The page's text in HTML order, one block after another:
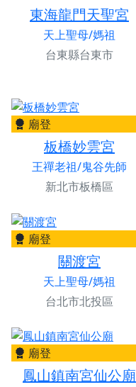
東海龍門天聖宮
天上聖母/媽祖
台東縣台東市
廟登
板橋妙雲宮
王禪老祖/鬼谷先師
新北市板橋區
廟登
關渡宮
天上聖母/媽祖
台北市北投區
廟登
鳳山鎮南宮仙公廟